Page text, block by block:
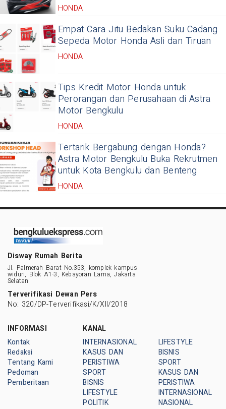
HONDA
Empat Cara Jitu Bedakan Suku Cadang
Sepeda Motor Honda Asli dan Tiruan
HONDA
Tips Kredit Motor Honda untuk
Perorangan dan Perusahaan di Astra
Motor Bengkulu
HONDA
Tertarik Bergabung dengan Honda?
Astra Motor Bengkulu Buka Rekrutmen
untuk Kota Bengkulu dan Benteng
HONDA
Disway Rumah Berita
Jl. Palmerah Barat No.353, komplek kampus
widuri, Blok A1-3, Kebayoran Lama, Jakarta
Selatan
Terverifikasi Dewan Pers
No: 320/DP-Terverifikasi/K/XII/2018
INFORMASI
Kontak
Redaksi
Tentang Kami
Pedoman
Pemberitaan
KANAL
INTERNASIONAL
KASUS DAN
PERISTIWA
SPORT
BISNIS
LIFESTYLE
POLITIK
LIFESTYLE
BISNIS
SPORT
KASUS DAN
PERISTIWA
INTERNASIONAL
NASIONAL